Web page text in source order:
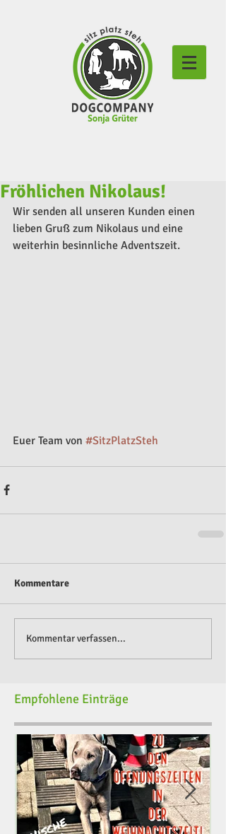
Fröhlichen Nikolaus!
Wir senden all unseren Kunden einen
lieben Gruß zum Nikolaus und eine
weiterhin besinnliche Adventszeit.
Euer Team von #SitzPlatzSteh
Kommentare
Kommentar verfassen...
Empfohlene Einträge